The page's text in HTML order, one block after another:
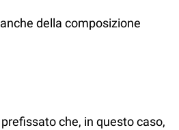
della composizione
che, in questo caso,